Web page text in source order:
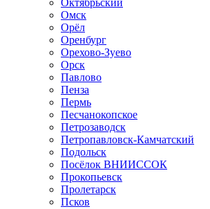
Октябрьский
Омск
Орёл
Оренбург
Орехово-Зуево
Орск
Павлово
Пенза
Пермь
Песчанокопское
Петрозаводск
Петропавловск-Камчатский
Подольск
Посёлок ВНИИССОК
Прокопьевск
Пролетарск
Псков